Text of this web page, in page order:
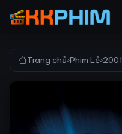
Trang chủ›Phim Lẻ›2001